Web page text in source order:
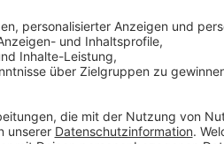
EM-Kanarienvogel Ringo ist für
North Carolina hat ihre Tücken.